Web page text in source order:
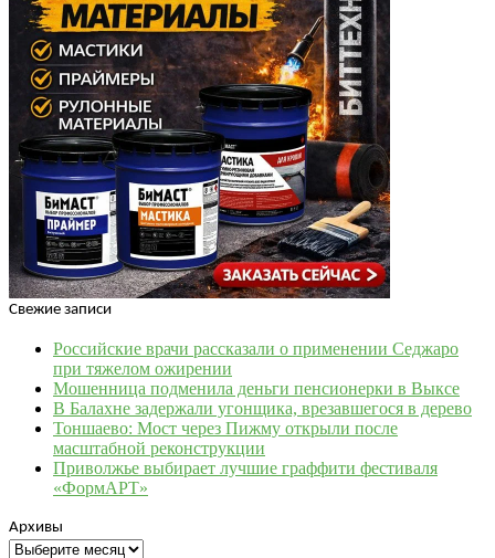
Свежие записи
Российские врачи рассказали о применении Седжаро
при тяжелом ожирении
Мошенница подменила деньги пенсионерки в Выксе
В Балахне задержали угонщика, врезавшегося в дерево
Тоншаево: Мост через Пижму открыли после
масштабной реконструкции
Приволжье выбирает лучшие граффити фестиваля
«ФормАРТ»
Архивы
Архивы